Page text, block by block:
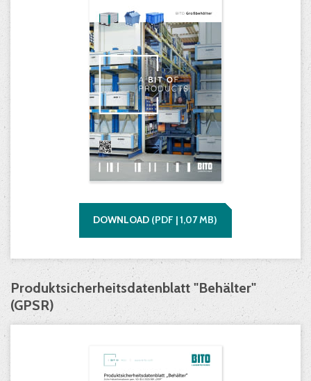
DOWNLOAD (PDF |1,07MB)
Produktsicherheitsdatenblatt "Behälter"
(GPSR)